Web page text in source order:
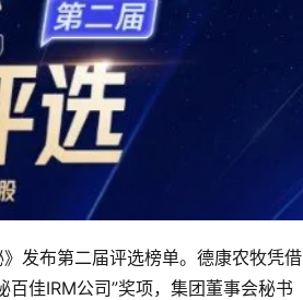
发布第二届评选榜单。德康农牧凭借
佳IRM公司”奖项，集团董事会秘书